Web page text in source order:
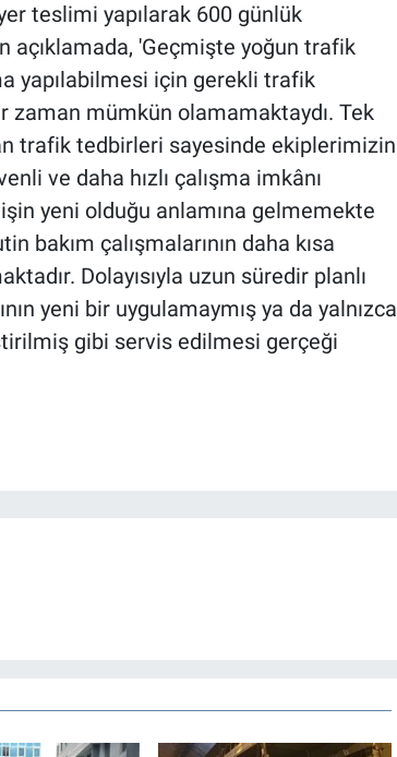
teslimi yapılarak 600 günlük
açıklamada, 'Geçmişte yoğun trafik
yapılabilmesi için gerekli trafik
zaman mümkün olamamaktaydı. Tek
trafik tedbirleri sayesinde ekiplerimizin
ve daha hızlı çalışma imkânı
yeni olduğu anlamına gelmemekte
bakım çalışmalarının daha kısa
Dolayısıyla uzun süredir planlı
yeni bir uygulamaymış ya da yalnızca
gibi servis edilmesi gerçeği